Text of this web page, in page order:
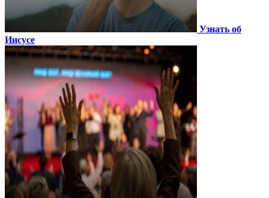
Узнать об
Иисусе